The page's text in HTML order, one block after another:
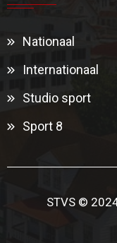
Nationaal
Internationaal
Studio sport
Sport 8
STVS ©